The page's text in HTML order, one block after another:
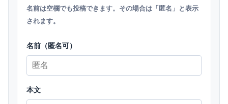
名前は空欄でも投稿できます。その場合は「匿名」と表示
されます。
名前（匿名可）
本文